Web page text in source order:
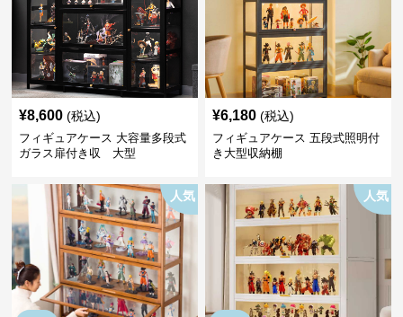
¥8,600 (税込)
フィギュアケース 大容量多段式
ガラス扉付き収 大型
¥6,180 (税込)
フィギュアケース 五段式照明付
き大型収納棚
人気 人気